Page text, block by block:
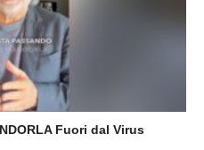
Fuori dal Virus